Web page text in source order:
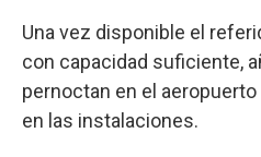
Una vez disponible el
con capacidad suficiente,
pernoctan en el
en las instalaciones.